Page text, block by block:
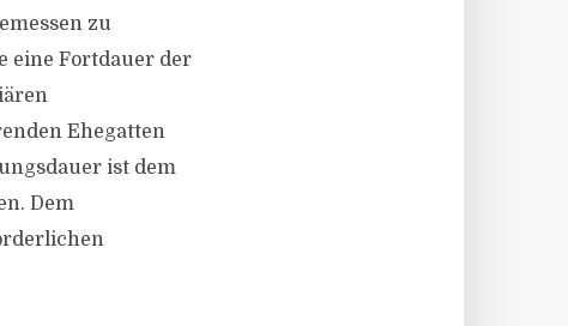
zu
eine Fortdauer der
Ehegatten
ist dem
Dem